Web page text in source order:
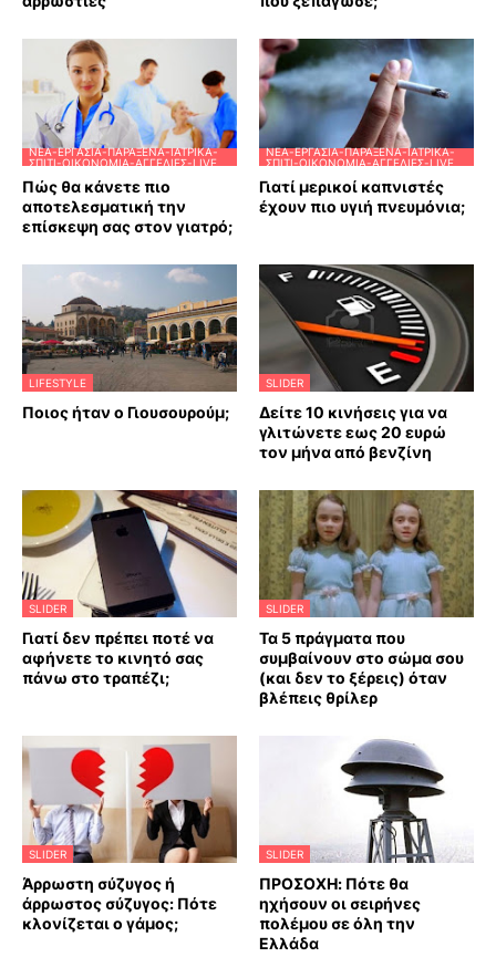
ΝΈΑ-ΕΡΓΑΣΊΑ-ΠΑΡΆΞΕΝΑ-ΙΑΤΡΙΚΆ-
ΣΠΊΤΙ-ΟΙΚΟΝΟΜΊΑ-ΑΓΓΕΛΊΕΣ-LIVE
Πώς θα κάνετε πιο
αποτελεσματική την
επίσκεψη σας στον γιατρό;
ΝΈΑ-ΕΡΓΑΣΊΑ-ΠΑΡΆΞΕΝΑ-ΙΑΤΡΙΚΆ-
ΣΠΊΤΙ-ΟΙΚΟΝΟΜΊΑ-ΑΓΓΕΛΊΕΣ-LIVE
Γιατί μερικοί καπνιστές
έχουν πιο υγιή πνευμόνια;
LIFESTYLE
Ποιος ήταν ο Γιουσουρούμ;
SLIDER
Δείτε 10 κινήσεις για να
γλιτώνετε εως 20 ευρώ
τον μήνα από βενζίνη
SLIDER
Γιατί δεν πρέπει ποτέ να
αφήνετε το κινητό σας
πάνω στο τραπέζι;
SLIDER
Τα 5 πράγματα που
συμβαίνουν στο σώμα σου
(και δεν το ξέρεις) όταν
βλέπεις θρίλερ
SLIDER
Άρρωστη σύζυγος ή
άρρωστος σύζυγος: Πότε
κλονίζεται ο γάμος;
SLIDER
ΠΡΟΣΟΧΗ: Πότε θα
ηχήσουν οι σειρήνες
πολέμου σε όλη την
Ελλάδα